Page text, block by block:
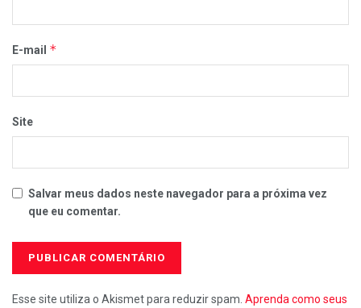
E-mail *
Site
Salvar meus dados neste navegador para a próxima vez
que eu comentar.
Esse site utiliza o Akismet para reduzir spam. Aprenda como seus